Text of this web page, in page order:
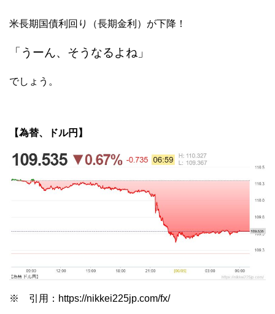
米長期国債利回り（長期金利）が下降！
「うーん、そうなるよね」
でしょう。
【為替、ドル円】
※ 引用：https://nikkei225jp.com/fx/